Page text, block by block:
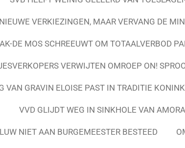
VERKIEZINGEN, MAAR VERVANG DE
DE MOS SCHREEUWT OM TOTAALVERBOD
VERWIJTEN OMROEP ON!
VAN GRAVIN ELOISE PAST IN TRADITIE
VVD GLIJDT WEG IN SINKHOLE VAN
NIET AAN BURGEMEESTER BESTEED